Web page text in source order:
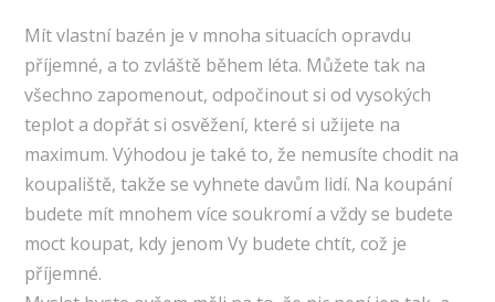
Mít vlastní bazén je v mnoha situacích opravdu
příjemné, a to zvláště během léta. Můžete tak na
všechno zapomenout, odpočinout si od vysokých
teplot a dopřát si osvěžení, které si užijete na
maximum. Výhodou je také to, že nemusíte chodit na
koupaliště, takže se vyhnete davům lidí. Na koupání
budete mít mnohem více soukromí a vždy se budete
moct koupat, kdy jenom Vy budete chtít, což je
příjemné.